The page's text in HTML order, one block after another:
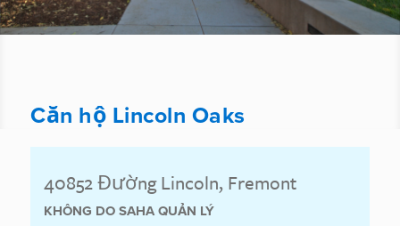
Căn hộ Lincoln Oaks
40852 Đường Lincoln, Fremont
KHÔNG DO SAHA QUẢN LÝ